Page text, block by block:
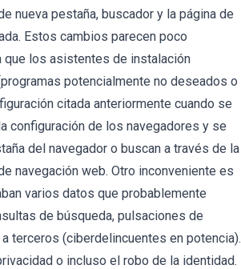
nueva pestaña, buscador y la página de
Estos cambios parecen poco
que los asistentes de instalación
potencialmente no deseados o
citada anteriormente cuando se
configuración de los navegadores y se
del navegador o buscan a través de la
navegación web. Otro inconveniente es
varios datos que probablemente
de búsqueda, pulsaciones de
terceros (ciberdelincuentes en potencia).
o incluso el robo de la identidad.